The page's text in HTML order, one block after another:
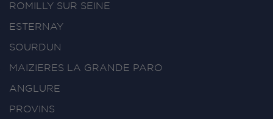
ROMILLY SUR SEINE
ESTERNAY
SOURDUN
MAIZIERES LA GRANDE PARO
ANGLURE
PROVINS